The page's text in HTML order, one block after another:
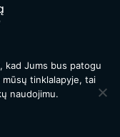
saugomos
kad Jums bus patogu
tinklalapyje, tai
naudojimu.